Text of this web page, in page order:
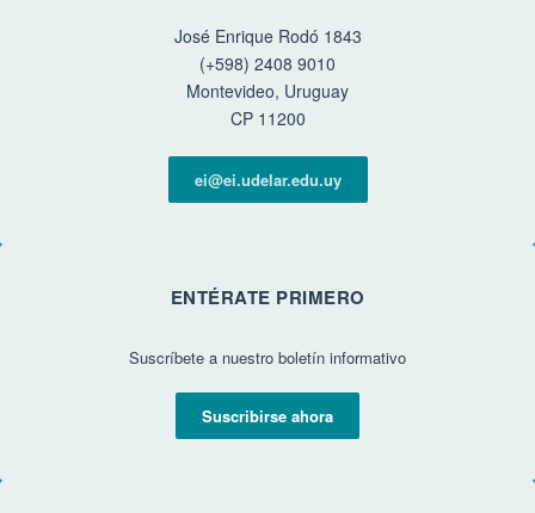
José Enrique Rodó 1843
(+598) 2408 9010
Montevideo, Uruguay
CP 11200
ei@ei.udelar.edu.uy
ENTÉRATE PRIMERO
Suscríbete a nuestro boletín informativo
Suscribirse ahora